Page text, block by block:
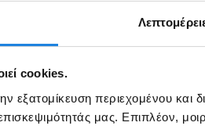
cookies.
εξατομίκευση περιεχομένου και
μας. Επιπλέον,